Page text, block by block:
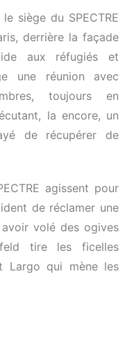
le siège du SPECTRE
derrière la façade
aux réfugiés et
une réunion avec
toujours en
la encore, un
de récupérer de
agissent pour
de réclamer une
volé des ogives
tire les ficelles
Largo qui mène les